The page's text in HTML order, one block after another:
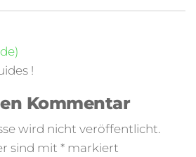
!
Kommentar
wird nicht veröffentlicht.
sind mit * markiert